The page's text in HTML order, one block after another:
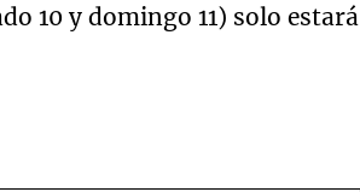
10 y domingo 11) solo estará